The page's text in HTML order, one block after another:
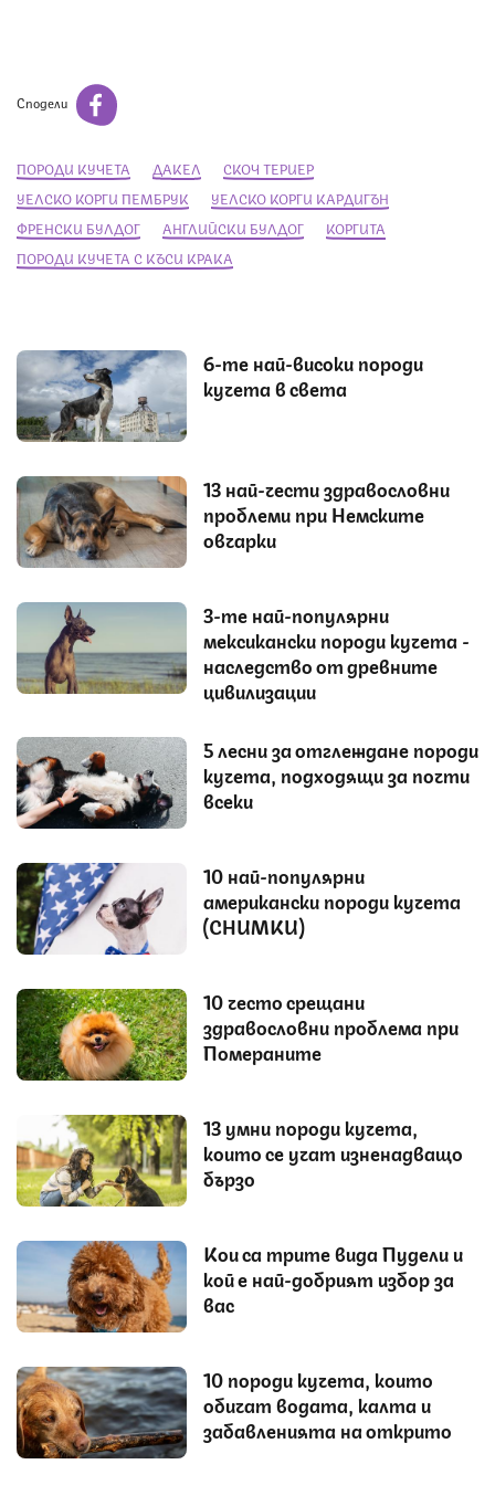
Сподели
ПОРОДИ КУЧЕТА ДАКЕЛ
СКОЧ ТЕРИЕР
УЕЛСКО КОРГИ ПЕМБРУК
УЕЛСКО КОРГИ КАРДИГЪН
ФРЕНСКИ БУЛДОГ
АНГЛИЙСКИ БУЛДОГ
КОРГИТА
ПОРОДИ КУЧЕТА С КЪСИ КРАКА
6-те най-високи породи
кучета в света
13 най-чести здравословни
проблеми при Немските
овчарки
3-те най-популярни
мексикански породи кучета -
наследство от древните
цивилизации
5 лесни за отглеждане породи
кучета, подходящи за почти
всеки
10 най-популярни
американски породи кучета
(СНИМКИ)
10 често срещани
здравословни проблема при
Помераните
13 умни породи кучета,
които се учат изненадващо
бързо
Кои са трите вида Пудели и
кой е най-добрият избор за
вас
10 породи кучета, които
обичат водата, калта и
забавленията на открито